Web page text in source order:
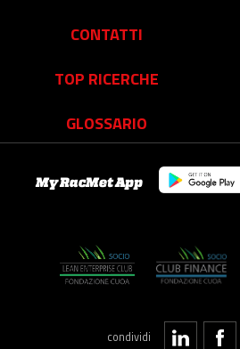
CONTATTI
TOP RICERCHE
GLOSSARIO
condividi
My RacMet App